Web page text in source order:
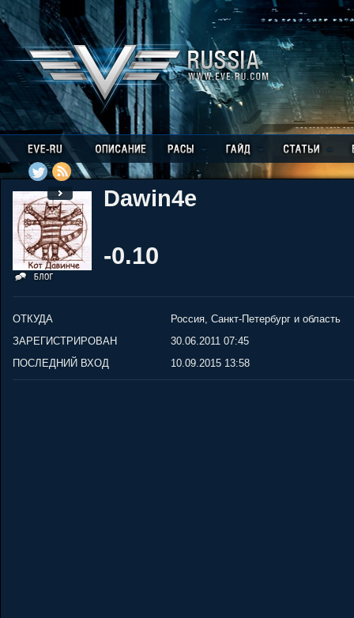
Dawin4e
-0.10
ОТКУДА
Россия, Санкт-Петербург и область
ЗАРЕГИСТРИРОВАН
30.06.2011 07:45
ПОСЛЕДНИЙ ВХОД
10.09.2015 13:58